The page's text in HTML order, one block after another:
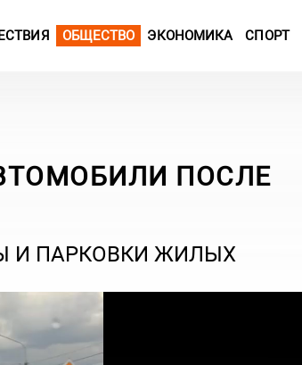
ОБЩЕСТВО ЭКОНОМИКА СПОРТ
ПОСЛЕ
И ПАРКОВКИ ЖИЛЫХ